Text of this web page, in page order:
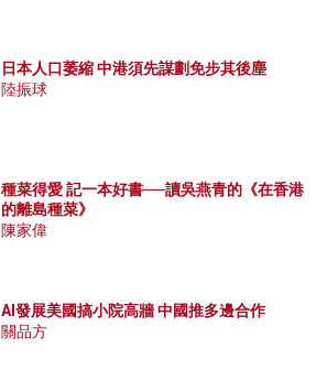
日本人口萎縮 中港須先謀劃免步其後塵
陸振球
種菜得愛 記一本好書──讀吳燕青的《在香港
的離島種菜》
陳家偉
AI發展美國搞小院高牆 中國推多邊合作
關品方